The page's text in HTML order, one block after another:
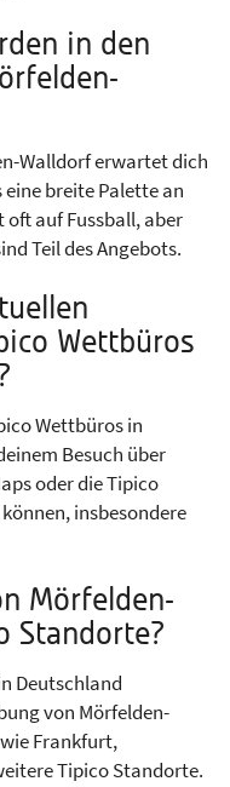
in den
Walldorf erwartet dich
breite Palette an
auf Fussball, aber
Teil des Angebots.
Wettbüros
Wettbüros in
Besuch über
oder die Tipico
insbesondere
Mörfelden-
Standorte?
Deutschland
von Mörfelden-
Frankfurt,
Tipico Standorte.